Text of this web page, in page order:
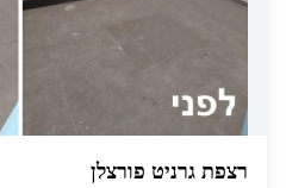
רצפת גרניט פורצלן